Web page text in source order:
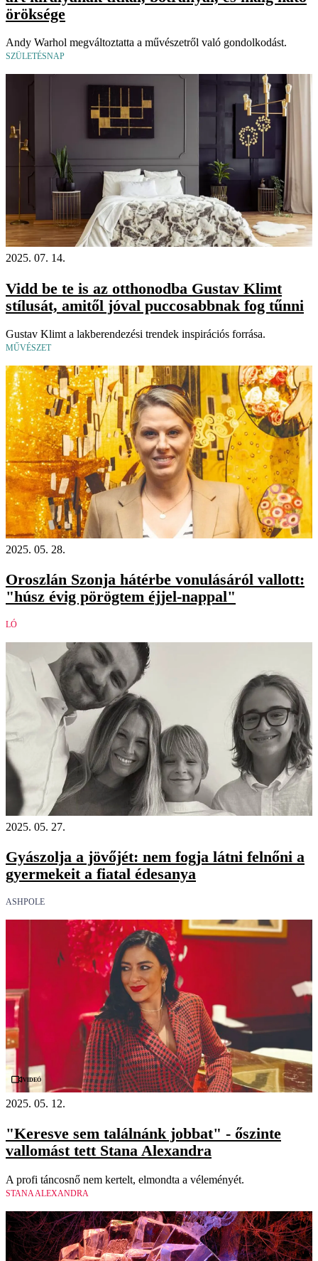
öröksége
Andy Warhol megváltoztatta a művészetről való gondolkodást.
SZÜLETÉSNAP
2025. 07. 14.
Vidd be te is az otthonodba Gustav Klimt
stílusát, amitől jóval puccosabbnak fog tűnni
Gustav Klimt a lakberendezési trendek inspirációs forrása.
MŰVÉSZET
2025. 05. 28.
Oroszlán Szonja hátérbe vonulásáról vallott:
"húsz évig pörögtem éjjel-nappal"
LÓ
2025. 05. 27.
Gyászolja a jövőjét: nem fogja látni felnőni a
gyermekeit a fiatal édesanya
ASHPOLE
Videó
2025. 05. 12.
"Keresve sem találnánk jobbat" - őszinte
vallomást tett Stana Alexandra
A profi táncosnő nem kertelt, elmondta a véleményét.
STANA ALEXANDRA